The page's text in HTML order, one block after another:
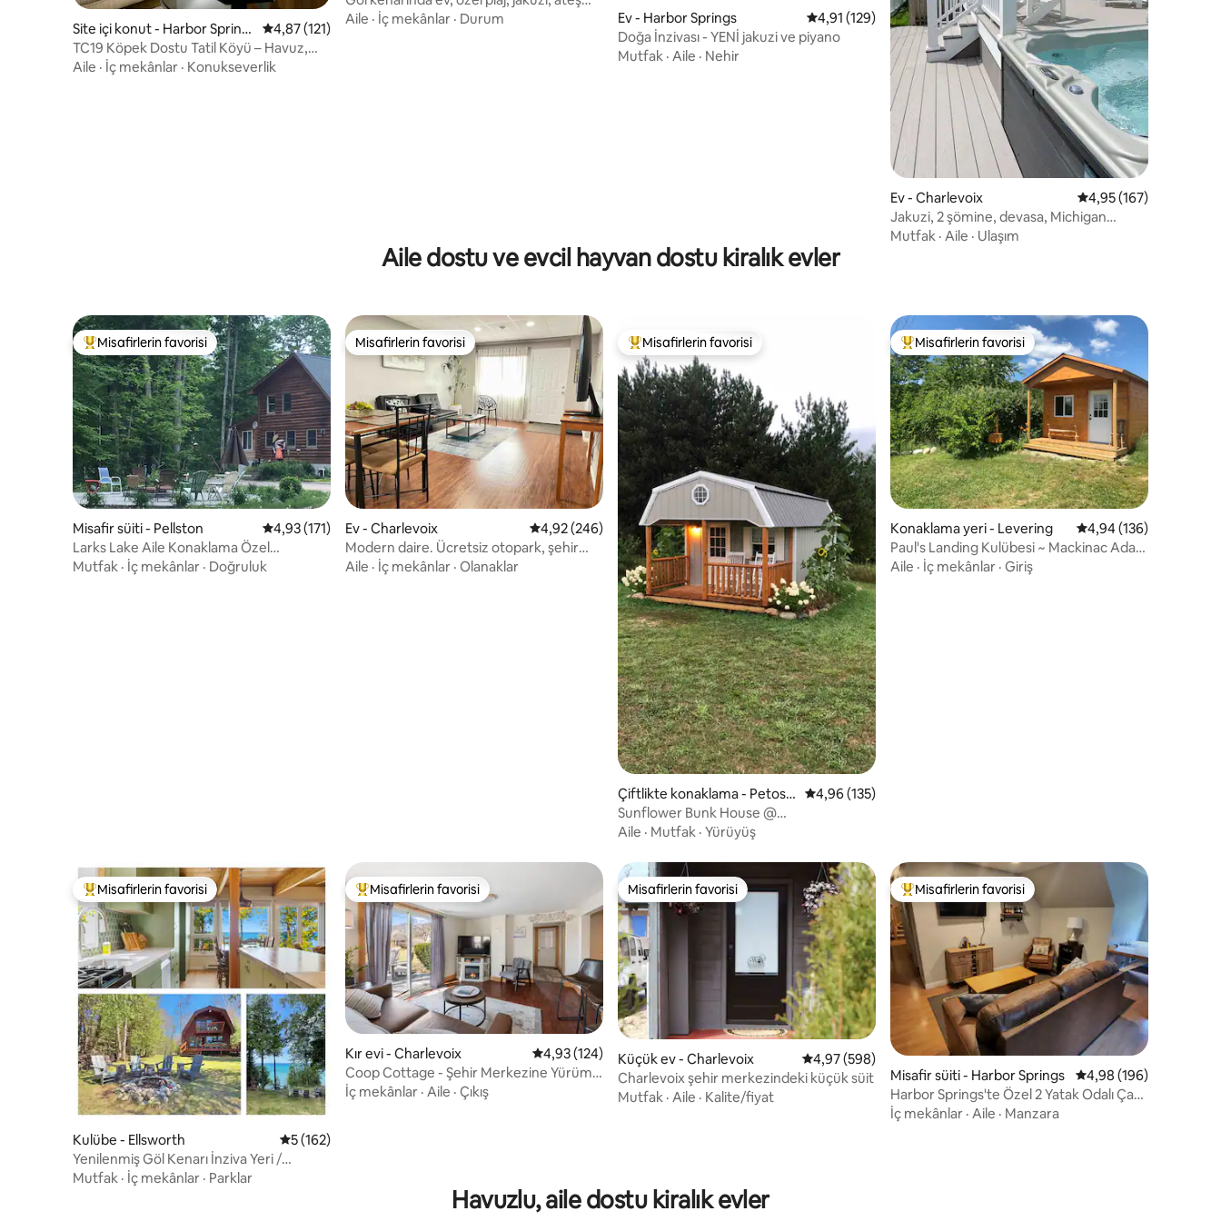
Site içi konut - Harbor Spring
s
5 üzerinden ortalama 4,87 puan, 121 değerlendirme
4,87 (121)
TC19 Köpek Dostu Tatil Köyü – Havuz,
Sauna ve Eğlence!
Aile · İç mekânlar · Konukseverlik
çukuru
Aile · İç mekânlar · Durum Ev - Harbor Springs 5 üzerinden ortalama 4,91 puan, 129 değerlendirme
4,91 (129)
Doğa İnzivası - YENİ jakuzi ve piyano
Mutfak · Aile · Nehir
Ev - Charlevoix 5 üzerinden ortalama
4,95 (167)
Jakuzi, 2 şömine, devasa, Michigan
Gölü'nün karşısında!
Mutfak · Aile · Ulaşım
Aile dostu ve evcil hayvan dostu kiralık evler
Misafirlerin favorilerinden en beğenilenler arasında
Misafirlerin favorisi
Misafir süiti - Pellston 5 üzerinden ortalama 4,93 puan, 171 değerlendirme
4,93 (171)
Larks Lake Aile Konaklama Özel
Kat/Mutfak/Banyo
Mutfak · İç mekânlar · Doğruluk
Misafirlerin favorisi
Misafirlerin favorisi
Ev - Charlevoix 5 üzerinden ortalama 4,92 puan, 246 değerlendirme
4,92 (246)
Modern daire. Ücretsiz otopark, şehir
merkezine yakın.
Aile · İç mekânlar · Olanaklar
Misafirlerin favorilerinden en beğenilenler arasında
Misafirlerin favorisi
Çiftlikte konaklama - Petosk
ey
5 üzerinden ortalama 4,96 puan, 135 değerlendirme
4,96 (135)
Sunflower Bunk House @
ortliebfarmhouse
Aile · Mutfak · Yürüyüş
Misafirlerin favorilerinden en beğenilenler arasında
Misafirlerin favorisi
Konaklama yeri - Levering 5 üzerinden ortalama
4,94 (136)
Paul's Landing Kulübesi ~ Mackinac Adası
yakınında
Aile · İç mekânlar · Giriş
Misafirlerin favorilerinden en beğenilenler arasında
Misafirlerin favorisi
Kulübe - Ellsworth 5 üzerinden ortalama 5 puan, 162 değerlendirme
5 (162)
Yenilenmiş Göl Kenarı İnziva Yeri /
Muhteşem Gün Batımı Manzarası
Mutfak · İç mekânlar · Parklar
Misafirlerin favorilerinden en beğenilenler arasında
Misafirlerin favorisi
Kır evi - Charlevoix 5 üzerinden ortalama 4,93 puan, 124 değerlendirme
4,93 (124)
Coop Cottage - Şehir Merkezine Yürüme
Mesafesinde
İç mekânlar · Aile · Çıkış
Misafirlerin favorisi
Misafirlerin favorisi
Küçük ev - Charlevoix 5 üzerinden ortalama 4,97 puan, 598 değerlendirme
4,97 (598)
Charlevoix şehir merkezindeki küçük süit
Mutfak · Aile · Kalite/fiyat
Misafirlerin favorilerinden en beğenilenler arasında
Misafirlerin favorisi
Misafir süiti - Harbor Springs 5 üzerinden ortalama
4,98 (196)
Harbor Springs'te Özel 2 Yatak Odalı Çatı
Katı
İç mekânlar · Aile · Manzara
Havuzlu, aile dostu kiralık evler